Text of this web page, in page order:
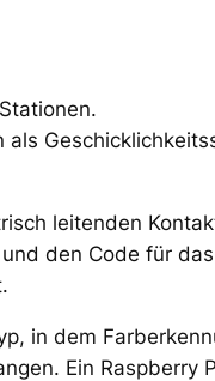
als
leitenden
den Code für
in dem
Ein